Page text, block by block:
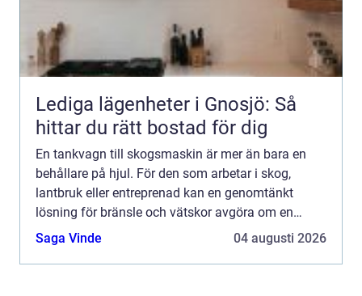
Lediga lägenheter i Gnosjö: Så
hittar du rätt bostad för dig
En tankvagn till skogsmaskin är mer än bara en
behållare på hjul. För den som arbetar i skog,
lantbruk eller entreprenad kan en genomtänkt
lösning för bränsle och vätskor avgöra om en
arbetsdag...
Saga Vinde 04 augusti 2026